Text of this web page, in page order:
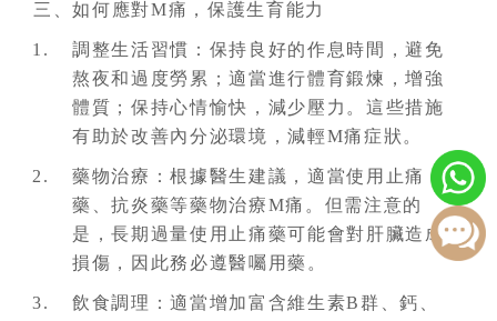
三、如何應對M痛，保護生育能力
調整生活習慣：保持良好的作息時間，避免
熬夜和過度勞累；適當進行體育鍛煉，增強
體質；保持心情愉快，減少壓力。這些措施
有助於改善內分泌環境，減輕M痛症狀。
藥物治療：根據醫生建議，適當使用止痛
藥、抗炎藥等藥物治療M痛。但需注意的
是，長期過量使用止痛藥可能會對肝臟造成
損傷，因此務必遵醫囑用藥。
飲食調理：適當增加富含維生素B群、鈣、